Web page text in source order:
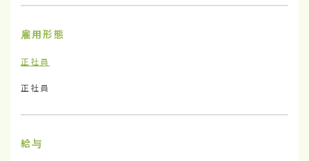
雇用形態
正社員
正社員
給与